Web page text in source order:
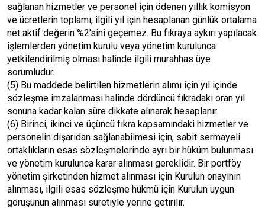
sağlanan hizmetler ve personel için ödenen yıllık komisyon
ve ücretlerin toplamı, ilgili yıl için hesaplanan günlük ortalama
net aktif değerin %2'sini geçemez. Bu fıkraya aykırı yapılacak
işlemlerden yönetim kurulu veya yönetim kurulunca
yetkilendirilmiş olması halinde ilgili murahhas üye
sorumludur.
(5) Bu maddede belirtilen hizmetlerin alımı için yıl içinde
sözleşme imzalanması halinde dördüncü fıkradaki oran yıl
sonuna kadar kalan süre dikkate alınarak hesaplanır.
(6) Birinci, ikinci ve üçüncü fıkra kapsamındaki hizmetler ve
personelin dışarıdan sağlanabilmesi için, sabit sermayeli
ortaklıkların esas sözleşmelerinde ayrı bir hüküm bulunması
ve yönetim kurulunca karar alınması gereklidir. Bir portföy
yönetim şirketinden hizmet alınması için Kurulun onayının
alınması, ilgili esas sözleşme hükmü için Kurulun uygun
görüşünün alınması suretiyle yerine getirilir.